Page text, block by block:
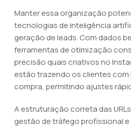
Manter essa organização
tecnologias de inteligência
geração de leads. Com dados
ferramentas de otimização
precisão quais criativos no
estão trazendo os clientes
compra, permitindo ajustes
A estruturação correta das
gestão de tráfego profissional e